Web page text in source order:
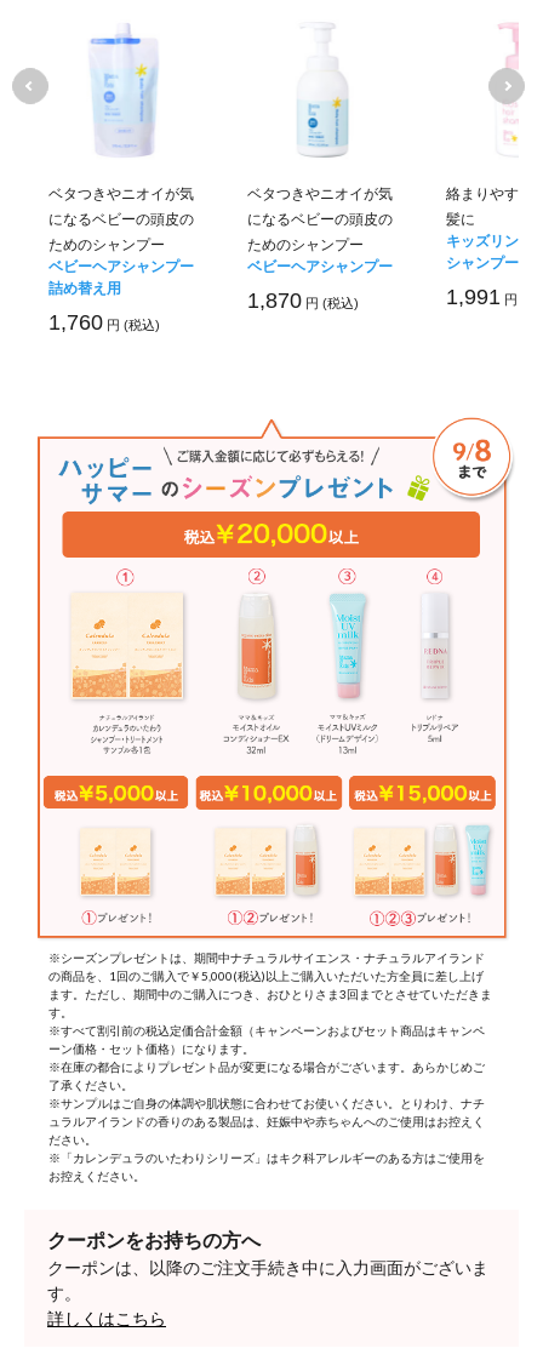
ベタつきやニオイが気
になるベビーの頭皮の
ためのシャンプー
ベビーヘアシャンプー
詰め替え用
1,760 円 (税込)
ベタつきやニオイが気
になるベビーの頭皮の
ためのシャンプー
ベビーヘアシャンプー
1,870 円 (税込)
絡まりやすい
髪に
キッズリンス
シャンプー
1,991 円 (税
※シーズンプレゼントは、期間中ナチュラルサイエンス・ナチュラルアイランド
の商品を、1回のご購入で￥5,000(税込)以上ご購入いただいた方全員に差し上げ
ます。ただし、期間中のご購入につき、おひとりさま3回までとさせていただきま
す。
※すべて割引前の税込定価合計金額（キャンペーンおよびセット商品はキャンペ
ーン価格・セット価格）になります。
※在庫の都合によりプレゼント品が変更になる場合がございます。あらかじめご
了承ください。
※サンプルはご自身の体調や肌状態に合わせてお使いください。とりわけ、ナチ
ュラルアイランドの香りのある製品は、妊娠中や赤ちゃんへのご使用はお控えく
ださい。
※「カレンデュラのいたわりシリーズ」はキク科アレルギーのある方はご使用を
お控えください。
クーポンをお持ちの方へ
クーポンは、以降のご注文手続き中に入力画面がございま
す。
詳しくはこちら